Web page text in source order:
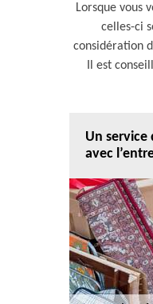
Lorsque vous
celles-ci
considération
Il est
Un service
avec